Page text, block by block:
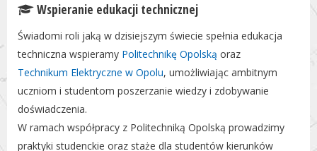
Wspieranie edukacji technicznej
Świadomi roli jaką w dzisiejszym świecie spełnia edukacja
techniczna wspieramy Politechnikę Opolską oraz
Technikum Elektryczne w Opolu, umożliwiając ambitnym
uczniom i studentom poszerzanie wiedzy i zdobywanie
doświadczenia.
W ramach współpracy z Politechniką Opolską prowadzimy
praktyki studenckie oraz staże dla studentów kierunków